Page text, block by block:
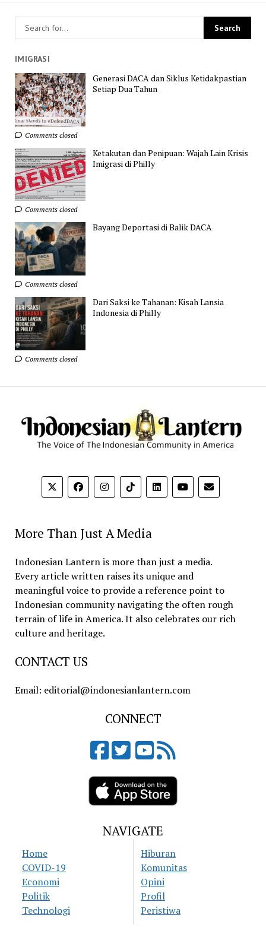
IMIGRASI
Generasi DACA dan Siklus Ketidakpastian
Setiap Dua Tahun
Comments closed
Ketakutan dan Penipuan: Wajah Lain Krisis
Imigrasi di Philly
Comments closed
Bayang Deportasi di Balik DACA
Comments closed
Dari Saksi ke Tahanan: Kisah Lansia
Indonesia di Philly
Comments closed
More Than Just A Media
Indonesian Lantern is more than just a media.
Every article written raises its unique and
meaningful voice to provide a reference point to
Indonesian community navigating the often rough
terrain of life in America. It also celebrates our rich
culture and heritage.
CONTACT US
Email: editorial@indonesianlantern.com
CONNECT
NAVIGATE
Home
COVID-19
Economi
Politik
Technologi
Hiburan
Komunitas
Opini
Profil
Peristiwa